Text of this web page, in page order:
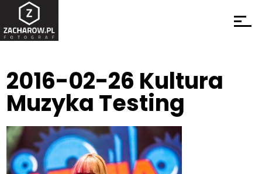
2016-02-26 Kultura
Muzyka Testing